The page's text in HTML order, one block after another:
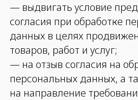
— выдвигать условие
согласия при обработке
данных в целях
товаров, работ и услуг;
— на отзыв согласия на
персональных данных, а
на направление